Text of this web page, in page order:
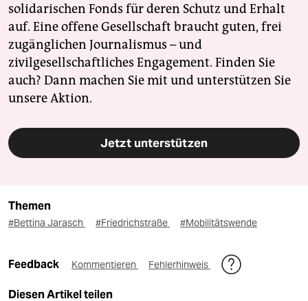
solidarischen Fonds für deren Schutz und Erhalt
auf. Eine offene Gesellschaft braucht guten, frei
zugänglichen Journalismus – und
zivilgesellschaftliches Engagement. Finden Sie
auch? Dann machen Sie mit und unterstützen Sie
unsere Aktion.
Jetzt unterstützen
Themen
#Bettina Jarasch #Friedrichstraße #Mobilitätswende
Feedback Kommentieren Fehlerhinweis
Diesen Artikel teilen